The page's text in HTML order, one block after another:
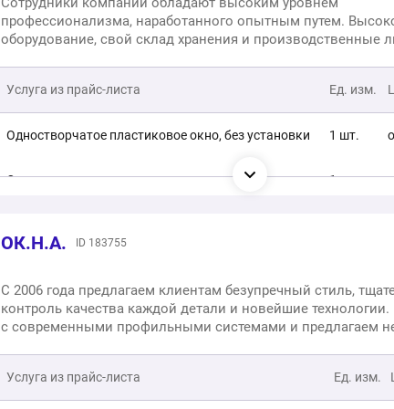
профессионализма, наработанного опытным путем.
оборудование, свой склад хранения и производственные
Услуга из прайс-листа Ед. изм.
Одностворчатое пластиковое окно, без установки 1 шт.
Одностворчатое пластиковое окно, с монтажом 1 шт.
Двухстворчатое пластиковое окно, без установки 1 шт.
Двухстворчатое пластиковое окно, с монтажом 1 шт.
Трехстворчатое пластиковое окно, без монтажа 1 шт.
ОК.Н.А. ID 183755
С 2006 года предлагаем клиентам безупречный стиль,
контроль качества каждой детали и новейшие технологии.
с современными профильными системами и предлагаем
Услуга из прайс-листа Ед. изм.